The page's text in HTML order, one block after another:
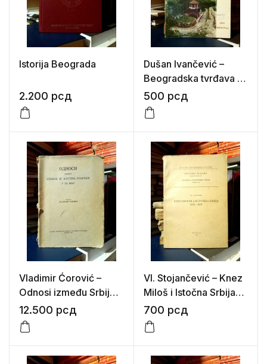
Istorija Beograda
2.200 рсд
Dušan Ivančević –
Beogradska tvrđava i
njene svetinje
500 рсд
Vladimir Ćorović –
Odnosi između Srbije i
Austro-ugarske u XX
veku
12.500 рсд
Vl. Stojančević – Knez
Miloš i Istočna Srbija
(1833-1838)
700 рсд